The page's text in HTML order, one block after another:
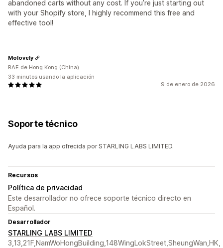
abandoned carts without any cost. If you’re just starting out
with your Shopify store, I highly recommend this free and
effective tool!
9 de enero de 2026
Molovely
RAE de Hong Kong (China)
33 minutos usando la aplicación
Soporte técnico
Ayuda para la app ofrecida por STARLING LABS LIMITED.
Recursos
Política de privacidad
Este desarrollador no ofrece soporte técnico directo en
Español.
Desarrollador
STARLING LABS LIMITED
3,13,21F,NamWoHongBuilding,148WingLokStreet,SheungWan,HK,